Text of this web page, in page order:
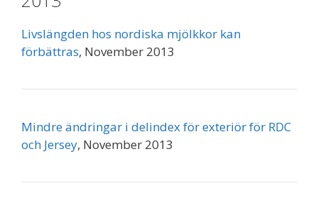
Livslängden hos nordiska mjölkkor kan
förbättras, November 2013
Mindre ändringar i delindex för exteriör för RDC
och Jersey, November 2013